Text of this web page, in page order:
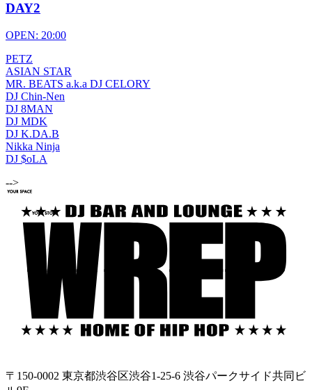
DAY2
OPEN: 20:00
PETZ
ASIAN STAR
MR. BEATS a.k.a DJ CELORY
DJ Chin-Nen
DJ 8MAN
DJ MDK
DJ K.DA.B
Nikka Ninja
DJ $oLA
-->
〒150-0002 東京都渋谷区渋谷1-25-6 渋谷パークサイド共同ビ